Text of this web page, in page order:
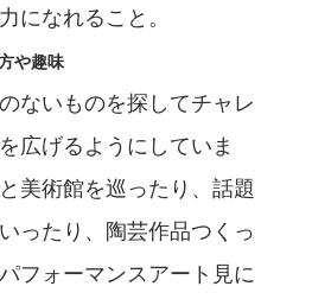
になれること。
や趣味
ないものを探してチャレ
広げるようにしていま
美術館を巡ったり、話題
ったり、陶芸作品つくっ
フォーマンスアート見に